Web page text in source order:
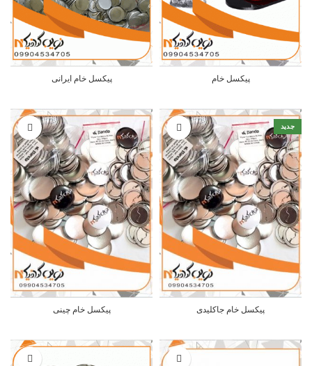
پیکسل خام پیکسل خام ایرانی
جدید
پیکسل خام جاکلیدی پیکسل خام چینی